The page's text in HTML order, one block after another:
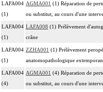
LAFA004
(1)
AGMA001 (1) Réparation de
ou substitut, au cours d'une
LAFA004
(1)
LAFA008 (1) Prélèvement
crâne
LAFA004
(1)
ZZHA001 (1) Prélèvement
anatomopathologique
LAFA004
(4)
AGMA001 (4) Réparation de
ou substitut, au cours d'une